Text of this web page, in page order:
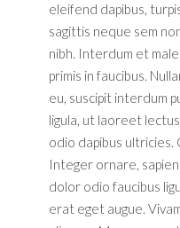
eleifend dapibus,
sagittis neque sem
nibh. Interdum et
primis in faucibus.
eu, suscipit interdum
ligula, ut laoreet
odio dapibus ultricies.
Integer ornare,
dolor odio faucibus
erat eget augue.